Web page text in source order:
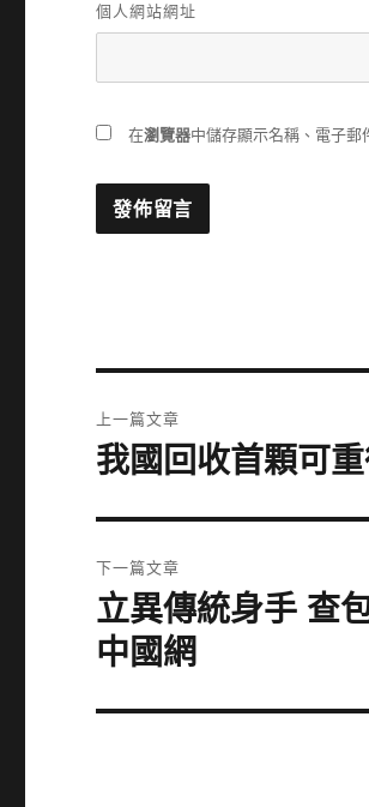
個人網站網址
在瀏覽器中儲存顯示名稱、電子郵
章
上一篇文章
上
篇
文
章:
我國回收首顆可
下一篇文章
下
一
篇
文
立異傳統身手 查
中國網